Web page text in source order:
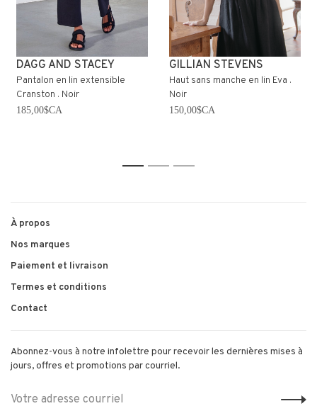
DAGG AND STACEY
Pantalon en lin extensible
Cranston . Noir
185,00$CA
GILLIAN STEVENS
Haut sans manche en lin Eva .
Noir
150,00$CA
1 2 3
À propos
Nos marques
Paiement et livraison
Termes et conditions
Contact
Abonnez-vous à notre infolettre pour recevoir les dernières mises à
jours, offres et promotions par courriel.